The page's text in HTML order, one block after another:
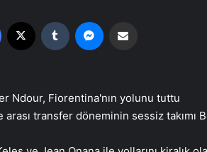
Facebook Tumblr
arası transfer döneminin sessiz takımı